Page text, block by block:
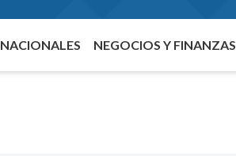
NACIONALES NEGOCIOS Y FINANZAS